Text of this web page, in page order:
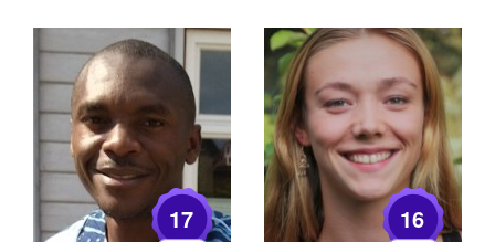
Dienstleistun...
17 16